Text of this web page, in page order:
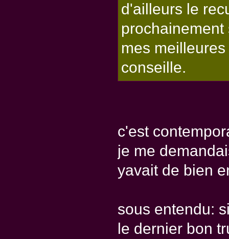
d'ailleurs le
mes
conseille.
c'est
je me
yavait de bien
sous entendu:
le dernier bon